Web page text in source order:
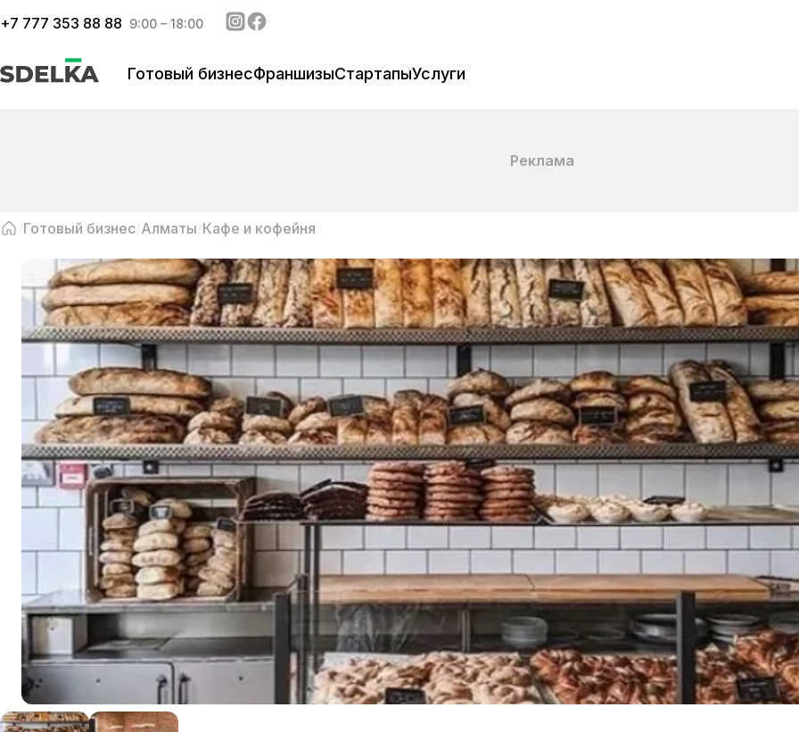
+7 777 353 88 88 9:00 – 18:00
Готовый бизнесФраншизыСтартапыУслуги
Реклама
Готовый бизнес Алматы Кафе и кофейня